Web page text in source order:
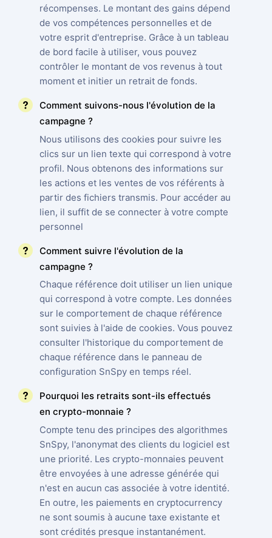
récompenses. Le montant des gains dépend
de vos compétences personnelles et de
votre esprit d'entreprise. Grâce à un tableau
de bord facile à utiliser, vous pouvez
contrôler le montant de vos revenus à tout
moment et initier un retrait de fonds.
Comment suivons-nous l'évolution de la
campagne ?
Nous utilisons des cookies pour suivre les
clics sur un lien texte qui correspond à votre
profil. Nous obtenons des informations sur
les actions et les ventes de vos référents à
partir des fichiers transmis. Pour accéder au
lien, il suffit de se connecter à votre compte
personnel
Comment suivre l'évolution de la
campagne ?
Chaque référence doit utiliser un lien unique
qui correspond à votre compte. Les données
sur le comportement de chaque référence
sont suivies à l'aide de cookies. Vous pouvez
consulter l'historique du comportement de
chaque référence dans le panneau de
configuration SnSpy en temps réel.
Pourquoi les retraits sont-ils effectués
en crypto-monnaie ?
Compte tenu des principes des algorithmes
SnSpy, l'anonymat des clients du logiciel est
une priorité. Les crypto-monnaies peuvent
être envoyées à une adresse générée qui
n'est en aucun cas associée à votre identité.
En outre, les paiements en cryptocurrency
ne sont soumis à aucune taxe existante et
sont crédités presque instantanément.